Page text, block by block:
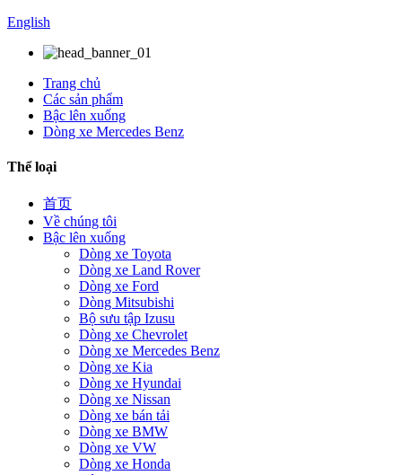
English
Trang chủ
Các sản phẩm
Bậc lên xuống
Dòng xe Mercedes Benz
Thể loại
首页
Về chúng tôi
Bậc lên xuống
Dòng xe Toyota
Dòng xe Land Rover
Dòng xe Ford
Dòng Mitsubishi
Bộ sưu tập Izusu
Dòng xe Chevrolet
Dòng xe Mercedes Benz
Dòng xe Kia
Dòng xe Hyundai
Dòng xe Nissan
Dòng xe bán tải
Dòng xe BMW
Dòng xe VW
Dòng xe Honda